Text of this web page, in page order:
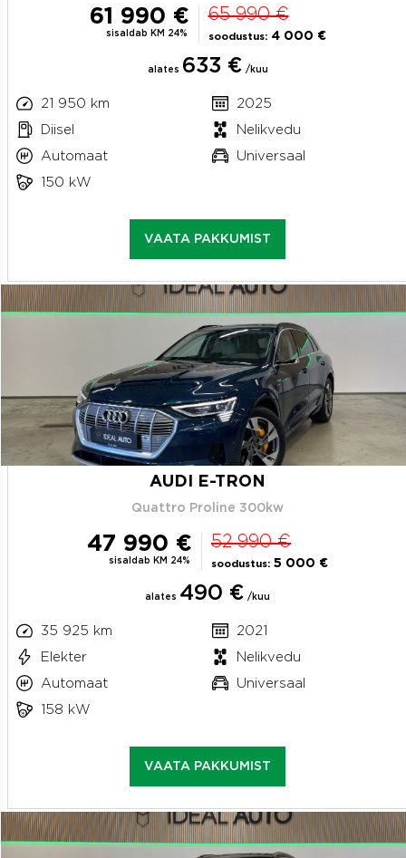
61 990 €
sisaldab KM 24%
65 990 €
soodustus: 4 000 €
alates 633 € /kuu
21 950 km
2025
Diisel
Nelikvedu
Automaat
Universaal
150 kW
VAATA PAKKUMIST
AUDI E-TRON
Quattro Proline 300kw
47 990 €
sisaldab KM 24%
52 990 €
soodustus: 5 000 €
alates 490 € /kuu
35 925 km
2021
Elekter
Nelikvedu
Automaat
Universaal
158 kW
VAATA PAKKUMIST